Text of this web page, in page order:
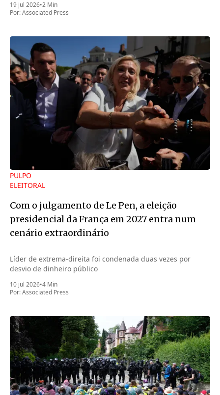
19 jul 2026•2 Min
Por:Associated Press
PULPO
ELEITORAL
Com o julgamento de Le Pen, a eleição
presidencial da França em 2027 entra num
cenário extraordinário
Líder de extrema-direita foi condenada duas vezes por
desvio de dinheiro público
10 jul 2026•4 Min
Por:Associated Press